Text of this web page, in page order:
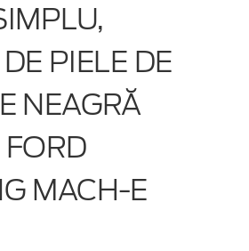
PIELE DE
NEAGRĂ
MACH-E